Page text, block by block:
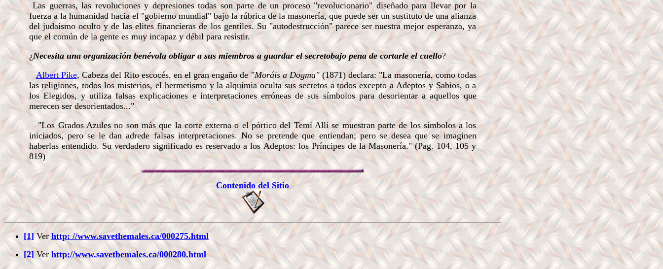
Las guerras, las revoluciones y depresiones todas son parte de un proceso "revolucionario" diseñado para llevar por la
fuerza a la humanidad hacia el "gobierno mundial" bajo la rúbrica de la masonería, que puede ser un sustituto de una alianza
del judaísmo oculto y de las elites financieras de los gentiles. Su "autodestrucción" parece ser nuestra mejor esperanza, ya
que el común de la gente es muy incapaz y débil para resistir.
¿Necesita una organización benévola obligar a sus miembros a guardar el secretobajo pena de cortarle el cuello?
Albert Pike, Cabeza del Rito escocés, en el gran engaño de"Moráis a Dogma" (1871) declara: "La masonería, como todas
las religiones, todos los misterios, el hermetismo y la alquimia oculta sus secretos a todos excepto a Adeptos y Sabios, o a
los Elegidos, y utiliza falsas explicaciones e interpretaciones erróneas de sus símbolos para desorientar a aquellos que
merecen ser desorientados..."
"Los Grados Azules no son más que la corte externa o el pórtico del Temí Allí se muestran parte de los símbolos a los
iniciados, pero se le dan adrede falsas interpretaciones. No se pretende que entiendan; pero se desea que se imaginen
haberlas entendido. Su verdadero significado es reservado a los Adeptos: los Príncipes de la Masonería." (Pag. 104, 105 y
819)
Contenido del Sitio
[1] Ver http: //www.savethemales.ca/000275.html
[2] Ver http://www.savetbemales.ca/000280.html